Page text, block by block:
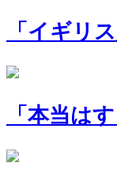
「イギリ
「本当は